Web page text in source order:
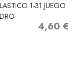
1-31 JUEGO
Precio
4,60 €